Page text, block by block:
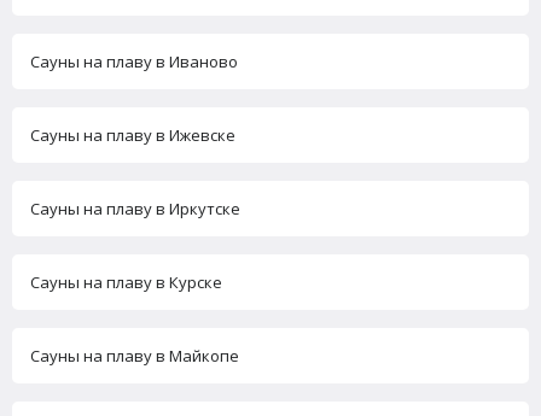
Сауны на плаву в Иваново
Сауны на плаву в Ижевске
Сауны на плаву в Иркутске
Сауны на плаву в Курске
Сауны на плаву в Майкопе